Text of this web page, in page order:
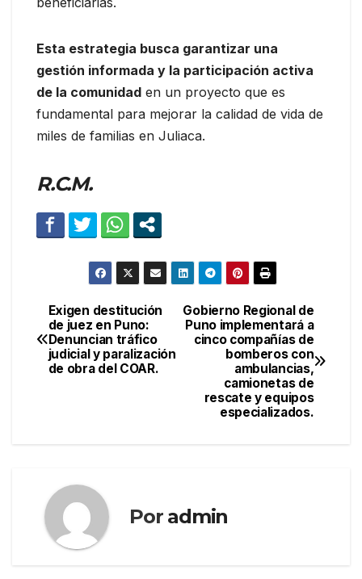
Esta estrategia busca garantizar una
gestión informada y la participación activa
de la comunidad en un proyecto que es
fundamental para mejorar la calidad de vida de
miles de familias en Juliaca.
R.C.M.
Navegación
de
Gobierno Regional de
Puno implementará a
cinco compañías de
bomberos con
ambulancias,
camionetas de
rescate y equipos
especializados.
Exigen destitución
de juez en Puno:
Denuncian tráfico
judicial y paralización
de obra del COAR.
Por admin